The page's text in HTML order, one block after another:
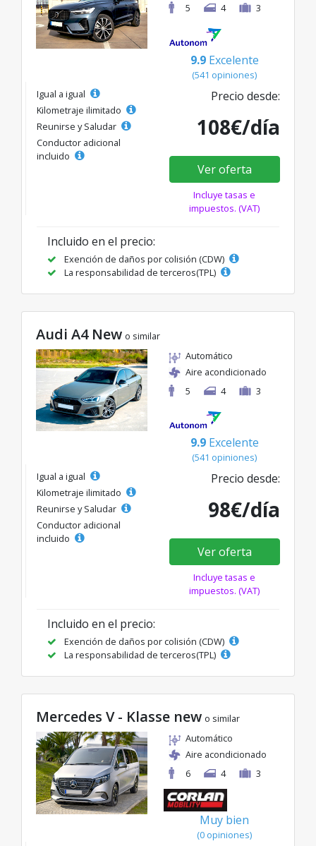
5
4 3
9.9 Excelente
(541 opiniones)
Igual a igual
Kilometraje ilimitado
Reunirse y Saludar
Conductor adicional
incluido
Precio desde:
108€/día
Ver oferta
Incluye tasas e
impuestos. (VAT)
Incluido en el precio:
Exención de daños por colisión (CDW)
La responsabilidad de terceros(TPL)
Audi A4 New o similar
Automático
Aire acondicionado
5
4 3
9.9 Excelente
(541 opiniones)
Igual a igual
Kilometraje ilimitado
Reunirse y Saludar
Conductor adicional
incluido
Precio desde:
98€/día
Ver oferta
Incluye tasas e
impuestos. (VAT)
Incluido en el precio:
Exención de daños por colisión (CDW)
La responsabilidad de terceros(TPL)
Mercedes V - Klasse new o similar
Automático
Aire acondicionado
6
4 3
Muy bien
(0 opiniones)